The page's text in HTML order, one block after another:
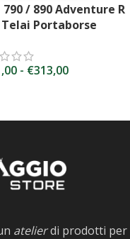
790 / 890 Adventure R
Telai Portaborse
- €313,00
atelierdi prodotti per